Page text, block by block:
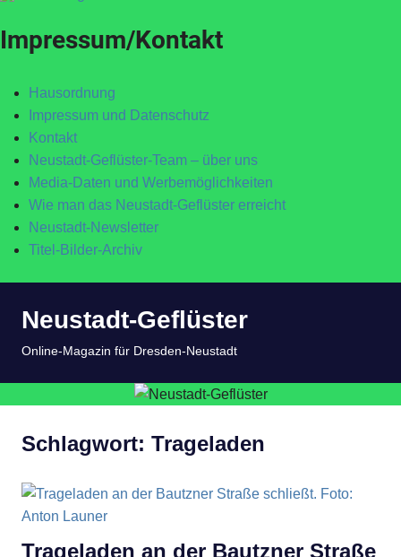
Impressum/Kontakt
Hausordnung
Impressum und Datenschutz
Kontakt
Neustadt-Geflüster-Team – über uns
Media-Daten und Werbemöglichkeiten
Wie man das Neustadt-Geflüster erreicht
Neustadt-Newsletter
Titel-Bilder-Archiv
InhaltNeustadt-Geflüster
Online-Magazin für Dresden-Neustadt
Schlagwort: Trageladen
Trageladen an der Bautzner Straße